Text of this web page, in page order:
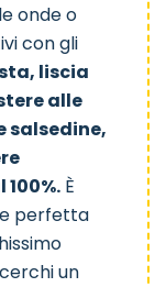
onde o
con gli
liscia
alle
salsedine,
È
perfetta
un